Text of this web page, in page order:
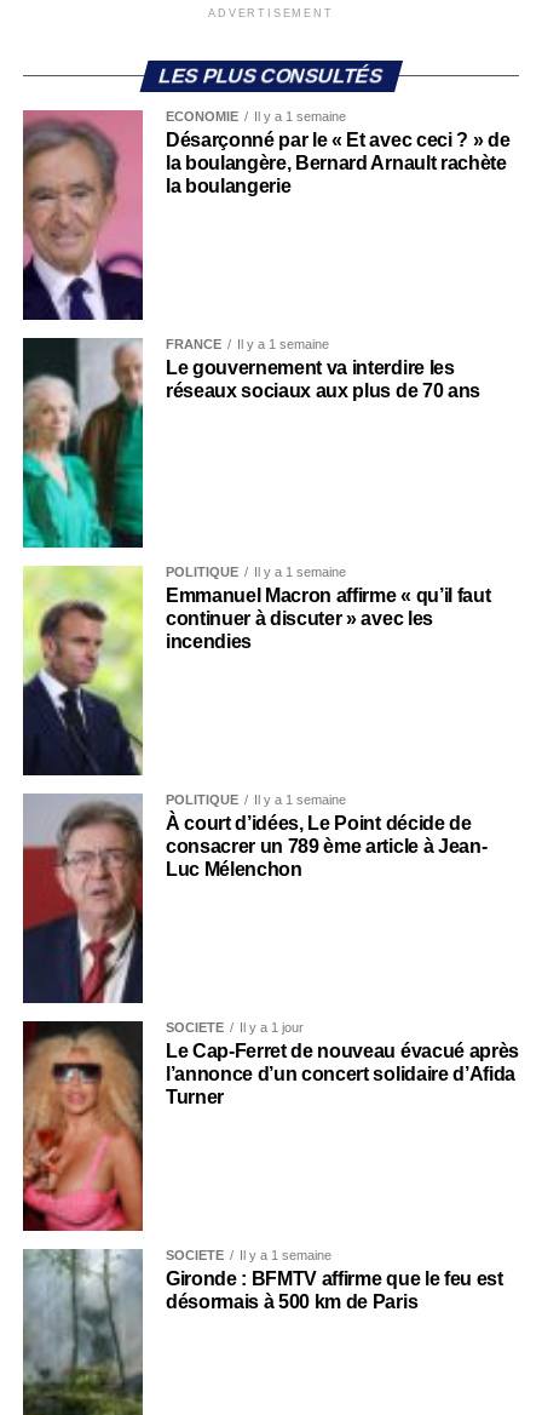
ADVERTISEMENT
LES PLUS CONSULTÉS
ECONOMIE Il y a 1 semaine
Désarçonné par le « Et avec ceci ? » de
la boulangère, Bernard Arnault rachète
la boulangerie
FRANCE Il y a 1 semaine
Le gouvernement va interdire les
réseaux sociaux aux plus de 70 ans
POLITIQUE Il y a 1 semaine
Emmanuel Macron affirme « qu’il faut
continuer à discuter » avec les
incendies
POLITIQUE Il y a 1 semaine
À court d’idées, Le Point décide de
consacrer un 789 ème article à Jean-
Luc Mélenchon
SOCIÉTÉ Il y a 1 jour
Le Cap-Ferret de nouveau évacué après
l’annonce d’un concert solidaire d’Afida
Turner
SOCIÉTÉ Il y a 1 semaine
Gironde : BFMTV affirme que le feu est
désormais à 500 km de Paris